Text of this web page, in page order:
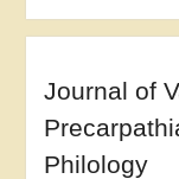
Journal of
Philology